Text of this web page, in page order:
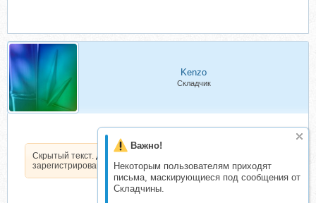
Важно!
Некоторым пользователям приходят
письма, маскирующиеся под сообщения от
Складчины.
Kenzo
Складчик
Скрытый текст. Доступен только
зарегистрированным пользователям.